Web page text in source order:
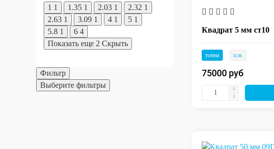
1 1 1.35 1 2.03 1 2.32 1
2.63 1 3.09 1 4 1 5 1
5.8 1 6 4
Показать еще 2 Скрыть
Фильтр
Выберите фильтры
Квадрат 5 мм ст10
тонна п.м.
75000 руб